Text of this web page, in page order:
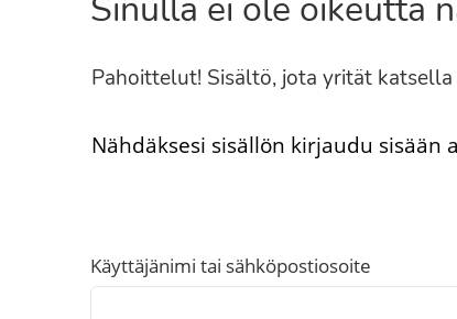
Pahoittelut! Sisältö, jota yrität
Nähdäksesi sisällön kirjaudu sisään
Käyttäjänimi tai sähköpostiosoite